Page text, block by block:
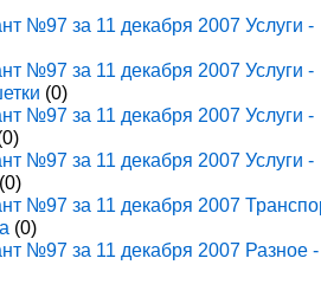
№97 за 11 декабря 2007 Услуги -
№97 за 11 декабря 2007 Услуги -
(0)
№97 за 11 декабря 2007 Услуги -
№97 за 11 декабря 2007 Услуги -
(0)
№97 за 11 декабря 2007
(0)
№97 за 11 декабря 2007 Разное -